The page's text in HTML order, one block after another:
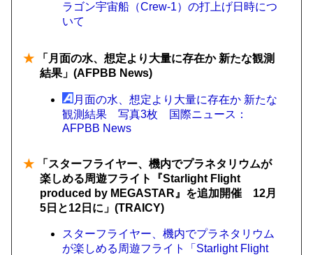
ラゴン宇宙船（Crew-1）の打上げ日時につ
いて
★ 「月面の水、想定より大量に存在か 新たな観測
結果」(AFPBB News)
月面の水、想定より大量に存在か 新たな
観測結果 写真3枚 国際ニュース：
AFPBB News
★ 「スターフライヤー、機内でプラネタリウムが
楽しめる周遊フライト『Starlight Flight
produced by MEGASTAR』を追加開催 12月
5日と12日に」(TRAICY)
スターフライヤー、機内でプラネタリウム
が楽しめる周遊フライト「Starlight Flight